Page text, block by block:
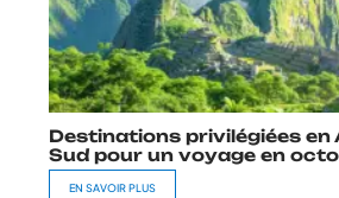
Destinations privilégiées en
Sud pour un voyage en
EN SAVOIR PLUS